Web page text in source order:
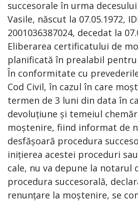
succesorale în urma
Vasile, născut la 07.05.1972,
2001036387024, decedat la
Eliberarea certificatului de
planificată în prealabil pentru
În conformitate cu
Cod Civil, în cazul în care
termen de 3 luni din data în
devoluțiune și temeiul
moștenire, fiind informat de
desfășoară procedura
inițierea acestei proceduri
cale, nu va depune la notarul
procedura succesorală,
renunțare la moștenire, se